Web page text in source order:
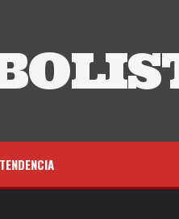
TENDENCIA